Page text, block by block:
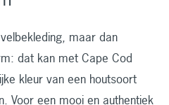
maar dan
dat kan met Cape Cod
kleur van een houtsoort
Voor een mooi en authentiek